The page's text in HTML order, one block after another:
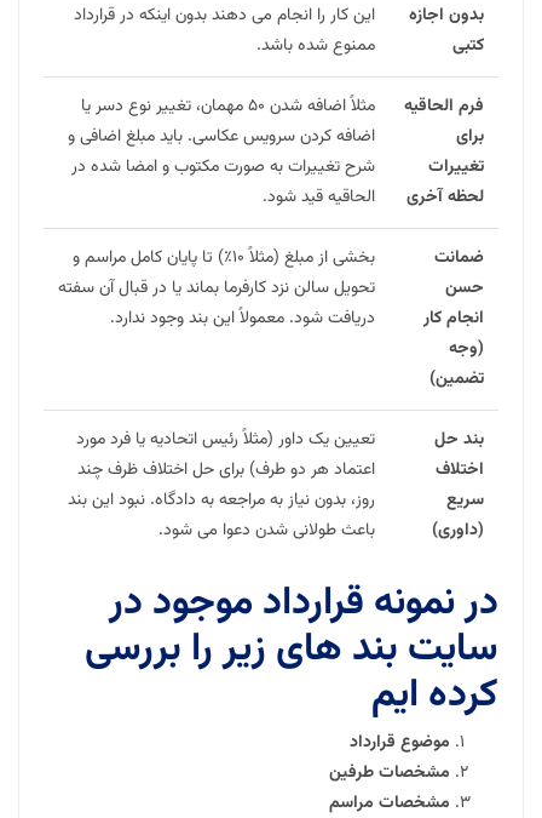
بدون اجازه
کتبی
این کار را انجام می دهند بدون اینکه در قرارداد
ممنوع شده باشد.
فرم الحاقیه
برای
تغییرات
لحظه آخری
مثلاً اضافه شدن ۵۰ مهمان، تغییر نوع دسر یا
اضافه کردن سرویس عکاسی. باید مبلغ اضافی و
شرح تغییرات به صورت مکتوب و امضا شده در
الحاقیه قید شود.
ضمانت
حسن
انجام کار
(وجه
تضمین)
بخشی از مبلغ (مثلاً ۱۰٪) تا پایان کامل مراسم و
تحویل سالن نزد کارفرما بماند یا در قبال آن سفته
دریافت شود. معمولاً این بند وجود ندارد.
بند حل
اختلاف
سریع
(داوری)
تعیین یک داور (مثلاً رئیس اتحادیه یا فرد مورد
اعتماد هر دو طرف) برای حل اختلاف ظرف چند
روز، بدون نیاز به مراجعه به دادگاه. نبود این بند
باعث طولانی شدن دعوا می شود.
در نمونه قرارداد موجود در
سایت بند های زیر را بررسی
کرده ایم
موضوع قرارداد
مشخصات طرفین
مشخصات مراسم